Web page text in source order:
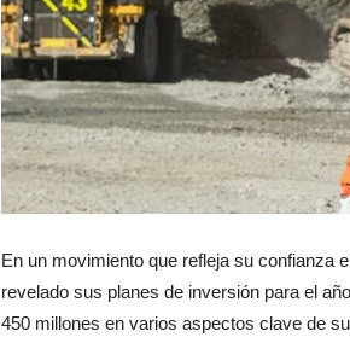
En un movimiento que refleja su confianza
revelado sus planes de inversión para el
450 millones en varios aspectos clave de